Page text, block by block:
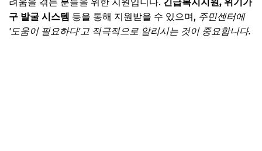
구 발굴 시스템 등을 통해 지원받을 수 있으며, 주민센터에
'도움이 필요하다'고 적극적으로 알리시는 것이 중요합니다.